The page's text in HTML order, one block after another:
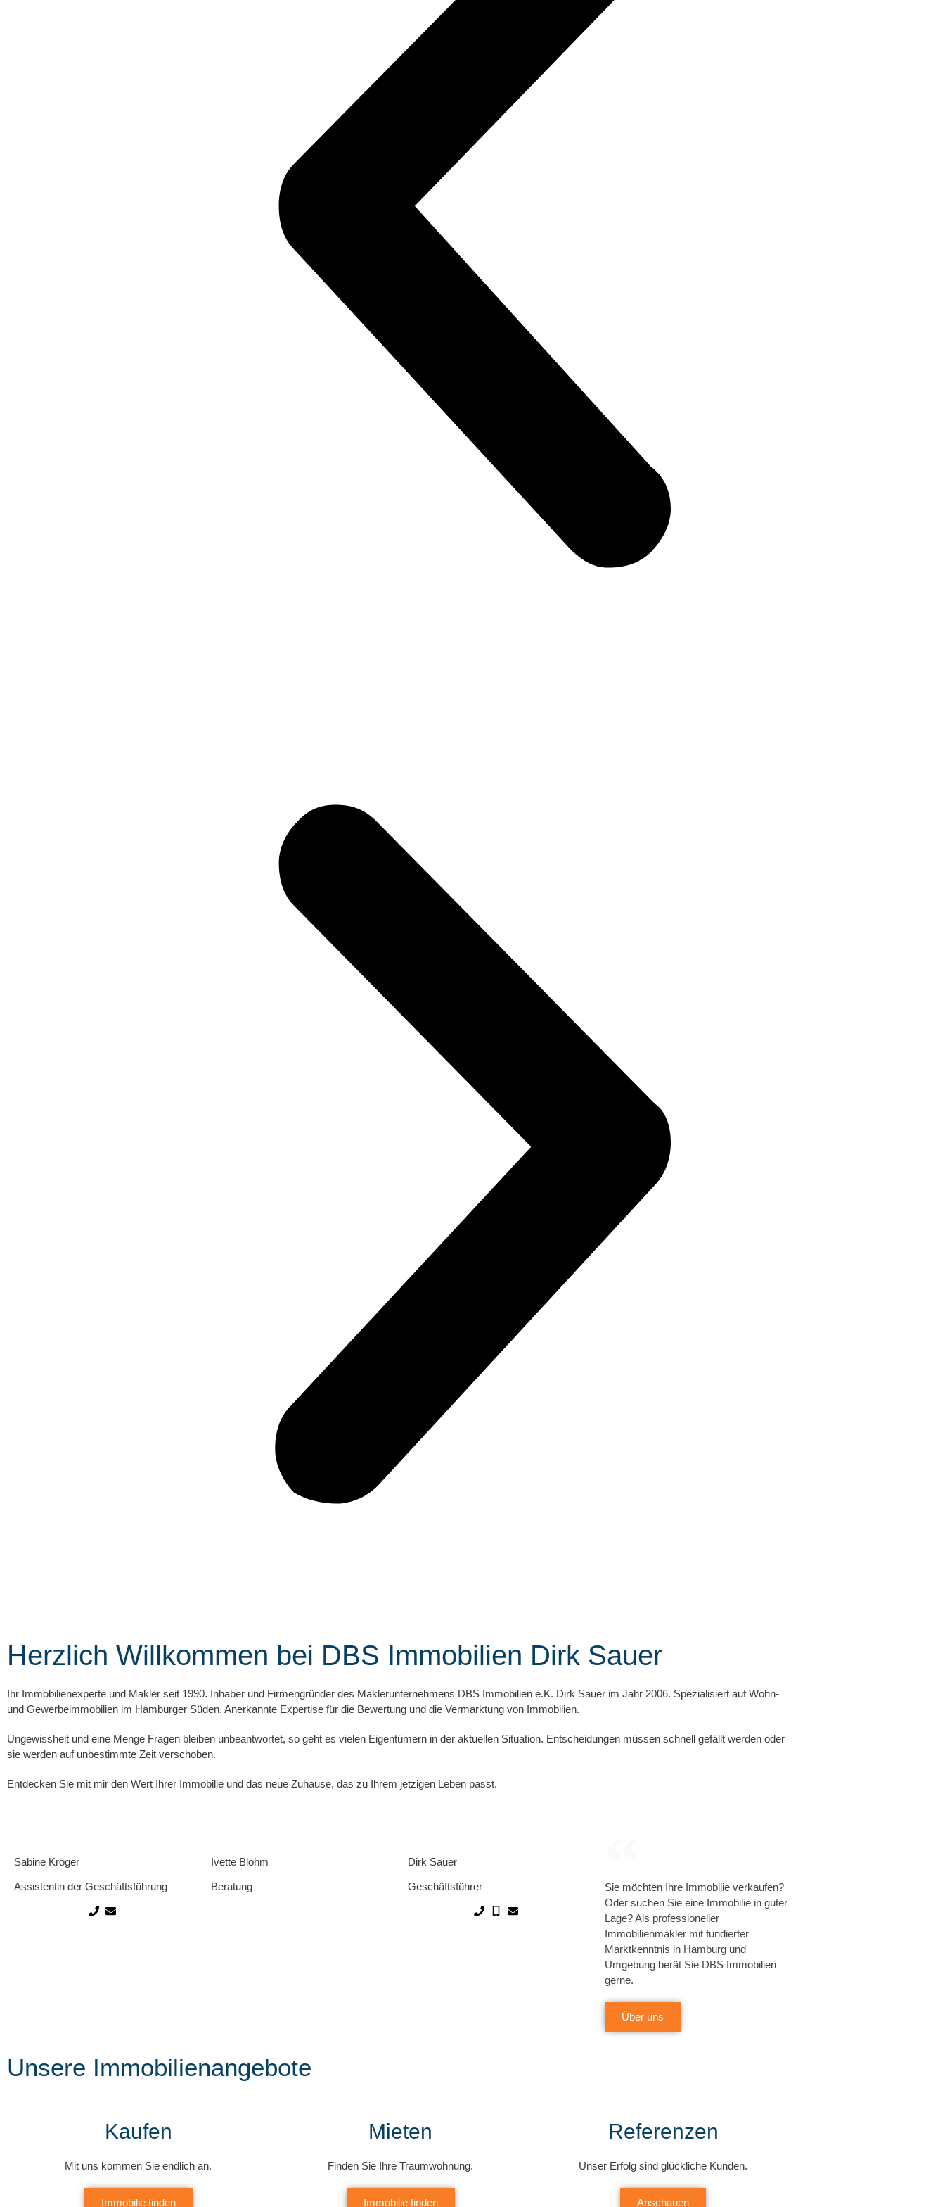
Herzlich Willkommen bei DBS Immobilien Dirk Sauer
Ihr Immobilienexperte und Makler seit 1990. Inhaber und Firmengründer des Maklerunternehmens DBS Immobilien e.K. Dirk Sauer im Jahr 2006. Spezialisiert auf Wohn-
und Gewerbeimmobilien im Hamburger Süden. Anerkannte Expertise für die Bewertung und die Vermarktung von Immobilien.
Ungewissheit und eine Menge Fragen bleiben unbeantwortet, so geht es vielen Eigentümern in der aktuellen Situation. Entscheidungen müssen schnell gefällt werden oder
sie werden auf unbestimmte Zeit verschoben.
Entdecken Sie mit mir den Wert Ihrer Immobilie und das neue Zuhause, das zu Ihrem jetzigen Leben passt.
Sabine Kröger
Assistentin der Geschäftsführung
Ivette Blohm
Beratung
Dirk Sauer
Geschäftsführer
Sie möchten Ihre Immobilie verkaufen?
Oder suchen Sie eine Immobilie in guter
Lage? Als professioneller
Immobilienmakler mit fundierter
Marktkenntnis in Hamburg und
Umgebung berät Sie DBS Immobilien
gerne.
Über uns
Unsere Immobilienangebote
Kaufen
Mit uns kommen Sie endlich an.
Immobilie finden
Mieten
Finden Sie Ihre Traumwohnung.
Immobilie finden
Referenzen
Unser Erfolg sind glückliche Kunden.
Anschauen